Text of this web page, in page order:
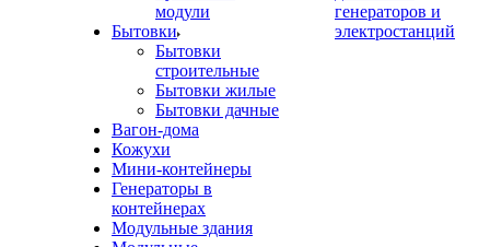
модули
Бытовки
Бытовки
строительные
Бытовки жилые
Бытовки дачные
Вагон-дома
Кожухи
Мини-контейнеры
Генераторы в
контейнерах
Модульные здания
генераторов и
электростанций